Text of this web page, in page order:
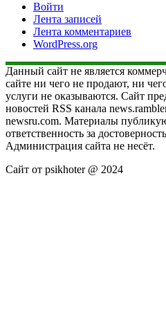
Войти
Лента записей
Лента комментариев
WordPress.org
Данный сайт не является
сайте ни чего не продают, ни
услуги не оказываются. Сайт
новостей RSS канала
newsru.com. Материалы
ответственность за
Администрация сайта не несёт.
Сайт от psikhoter @ 2024